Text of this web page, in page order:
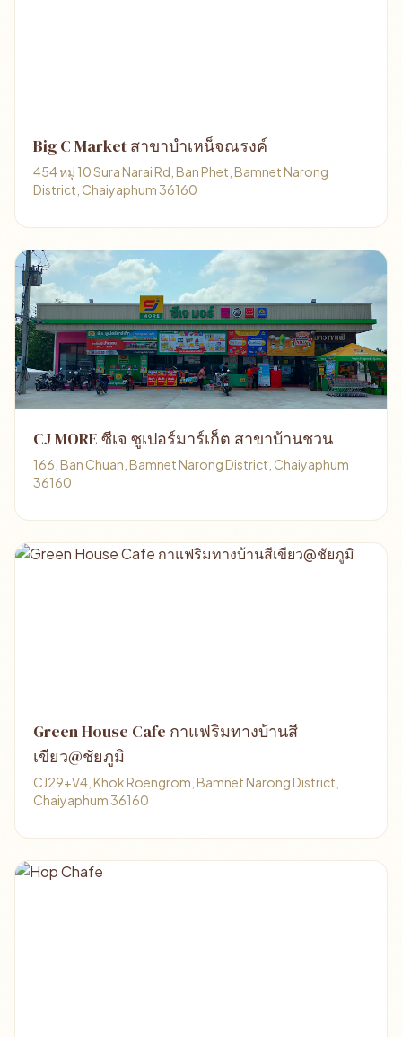
Big C Market สาขาบำเหน็จณรงค์
454 หมู่ 10 Sura Narai Rd, Ban Phet, Bamnet Narong
District, Chaiyaphum 36160
CJ MORE ซีเจ ซูเปอร์มาร์เก็ต สาขาบ้านชวน
166, Ban Chuan, Bamnet Narong District, Chaiyaphum
36160
Green House Cafe กาแฟริมทางบ้านสี
เขียว@ชัยภูมิ
CJ29+V4, Khok Roengrom, Bamnet Narong District,
Chaiyaphum 36160